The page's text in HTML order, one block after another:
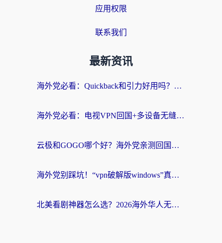
应用权限
联系我们
最新资讯
海外党必看：Quickback和引力好用吗？3分钟搞懂回国加速器怎么选
海外党必看：电视VPN回国+多设备无缝访问国内资源的实用指南
云极和GOGO哪个好？海外党亲测回国加速器选择指南（附iOS免费&Windows VPN实用技巧）
海外党别踩坑！“vpn破解版windows”真的能用？教你选对回国加速器无缝刷国内资源
北美看剧神器怎么选？2026海外华人无缝访问国内资源全攻略